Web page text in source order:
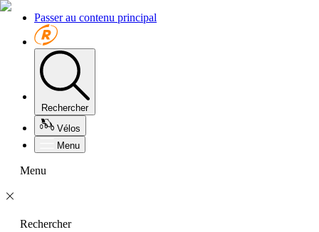
Passer au contenu principal
Rechercher
Vélos
Menu
Menu
Rechercher